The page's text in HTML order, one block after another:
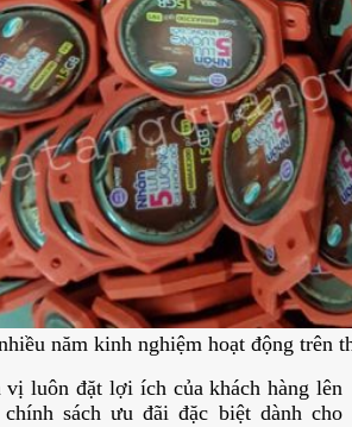
năm kinh nghiệm hoạt động trên
luôn đặt lợi ích của khách hàng lên
sách ưu đãi đặc biệt dành cho